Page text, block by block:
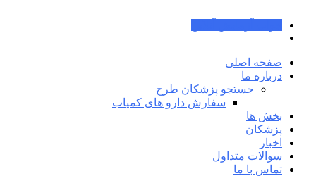
صفحه اصلی
درباره ما
جستجو پزشکان طرح
سفارش دارو های کمیاب
بخش ها
پزشکان
اخبار
سوالات متداول
تماس با ما